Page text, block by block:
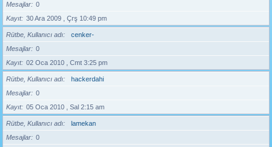
Mesajlar
0
Kayıt
30 Ara 2009 , Çrş 10:49 pm
Rütbe, Kullanıcı adı
cenker-
Mesajlar
0
Kayıt
02 Oca 2010 , Cmt 3:25 pm
Rütbe, Kullanıcı adı
hackerdahi
Mesajlar
0
Kayıt
05 Oca 2010 , Sal 2:15 am
Rütbe, Kullanıcı adı
lamekan
Mesajlar
0